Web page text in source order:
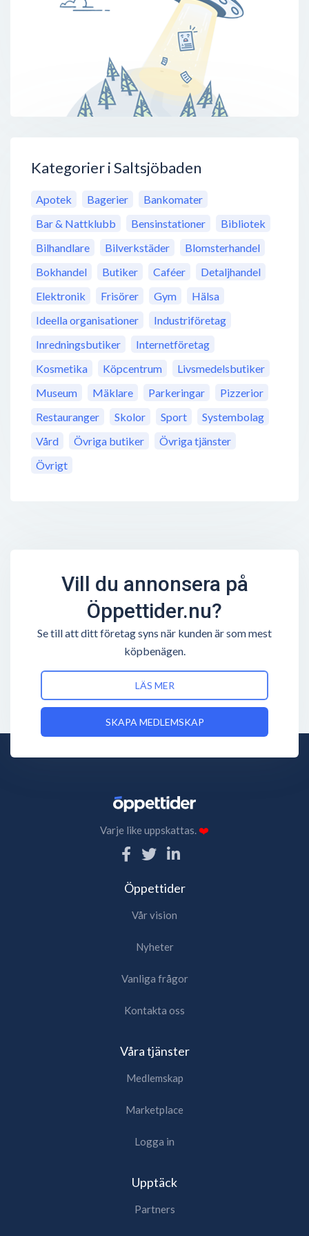
Kategorier i Saltsjöbaden
Apotek Bagerier
Bankomater
Bar & Nattklubb
Bensinstationer
Bibliotek
Bilhandlare
Bilverkstäder
Blomsterhandel
Bokhandel
Butiker Caféer
Detaljhandel
Elektronik
Frisörer Gym
Hälsa
Ideella organisationer
Industriföretag
Inredningsbutiker
Internetföretag
Kosmetika
Köpcentrum
Livsmedelsbutiker
Museum
Mäklare Parkeringar
Pizzerior
Restauranger
Skolor Sport
Systembolag
Vård
Övriga butiker
Övriga tjänster
Övrigt
Vill du annonsera på
Öppettider.nu?
Se till att ditt företag syns när kunden är som mest
köpbenägen.
LÄS MER
SKAPA MEDLEMSKAP
Varje like uppskattas.❤️
Öppettider
Vår vision
Nyheter
Vanliga frågor
Kontakta oss
Våra tjänster
Medlemskap
Marketplace
Logga in
Upptäck
Partners